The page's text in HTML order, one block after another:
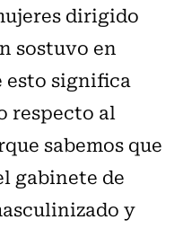
dirigido
sostuvo en
esto significa
respecto al
sabemos que
gabinete de
y